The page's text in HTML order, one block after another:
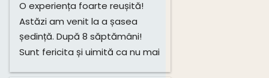
O experiența foarte reușită!
Astăzi am venit la a șasea
ședință. După 8 săptămâni!
Sunt fericita și uimită ca nu mai